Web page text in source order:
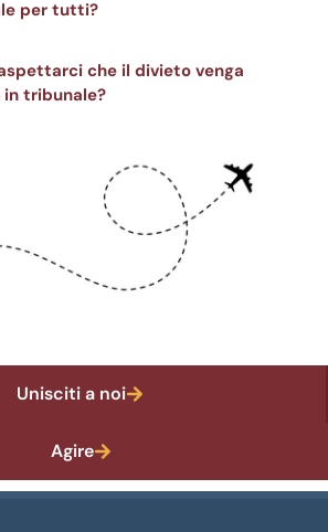
per tutti?
che il divieto venga
tribunale?
Unisciti a noi
Agire